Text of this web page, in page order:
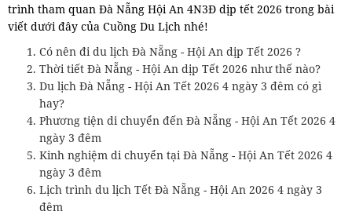
trình tham quan Đà Nẵng Hội An 4N3Đ dịp tết 2026 trong bài
viết dưới đây của Cuồng Du Lịch nhé!
Có nên đi du lịch Đà Nẵng - Hội An dịp Tết 2026 ?
Thời tiết Đà Nẵng - Hội An dịp Tết 2026 như thế nào?
Du lịch Đà Nẵng - Hội An Tết 2026 4 ngày 3 đêm có gì
hay?
Phương tiện di chuyển đến Đà Nẵng - Hội An Tết 2026 4
ngày 3 đêm
Kinh nghiệm di chuyển tại Đà Nẵng - Hội An Tết 2026 4
ngày 3 đêm
Lịch trình du lịch Tết Đà Nẵng - Hội An 2026 4 ngày 3
đêm